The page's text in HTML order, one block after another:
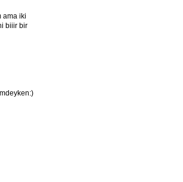
ama iki
biiir bir